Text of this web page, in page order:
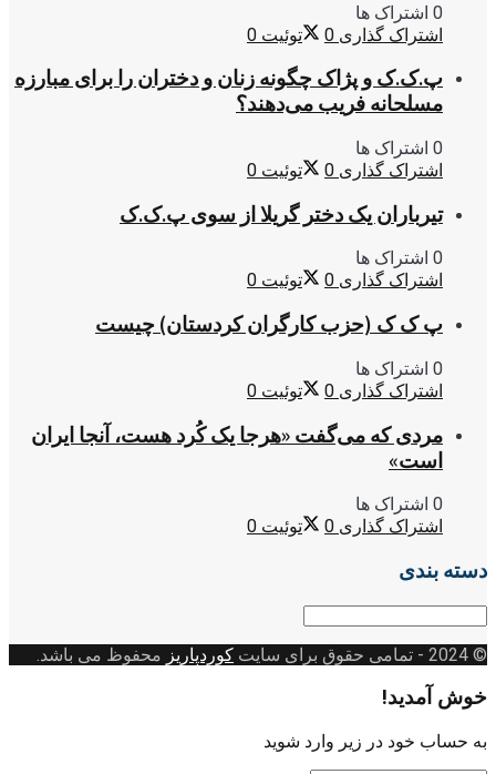
0 اشتراک ها
اشتراک گذاری 0 توئیت 0
پ.ک.ک و پژاک چگونه زنان و دختران را برای مبارزه
مسلحانه فریب می‌دهند؟
0 اشتراک ها
اشتراک گذاری 0 توئیت 0
تیرباران یک دختر گریلا از سوی پ.ک.ک
0 اشتراک ها
اشتراک گذاری 0 توئیت 0
پ ک ک (حزب کارگران کردستان) چیست
0 اشتراک ها
اشتراک گذاری 0 توئیت 0
مردی که می‌گفت «هرجا یک کُرد هست، آنجا ایران
است»
0 اشتراک ها
اشتراک گذاری 0 توئیت 0
دسته بندی
دسته
© 2024
- تمامی حقوق برای سایت کوردپاریز محفوظ می باشد.
خوش آمدید!
به حساب خود در زیر وارد شوید